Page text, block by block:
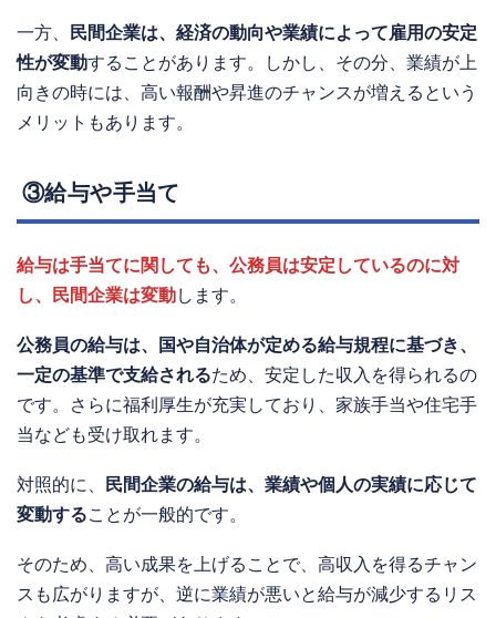
一方、
民間企業は、経済の動向や業績によって雇用の安定
性が変動することがあります。しかし、その分、業績が上
向きの時には、高い報酬や昇進のチャンスが増えるという
メリットもあります。
③給与や手当て
給与は手当てに関しても、公務員は安定しているのに対
し、民間企業は変動します。
公務員の給与は、国や自治体が定める給与規程に基づき、
一定の基準で支給されるため、安定した収入を得られるの
です。さらに福利厚生が充実しており、家族手当や住宅手
当なども受け取れます。
対照的に、
民間企業の給与は、業績や個人の実績に応じて
変動することが一般的です。
そのため、高い成果を上げることで、高収入を得るチャン
スも広がりますが、逆に業績が悪いと給与が減少するリス